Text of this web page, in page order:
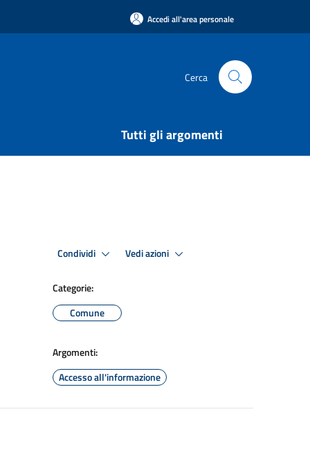
Accedi all'area personale
Cerca
Tutti gli argomenti
Condividi Vedi azioni
Categorie:
Comune
Argomenti:
Accesso all'informazione